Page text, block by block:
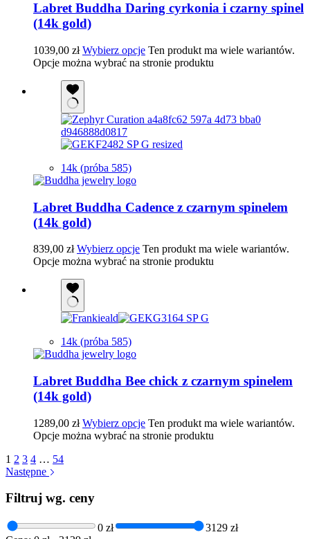
Labret Buddha Daring cyrkonia i czarny spinel
(14k gold)
1039,00 zł Wybierz opcje Ten produkt ma wiele wariantów.
Opcje można wybrać na stronie produktu
14k (próba 585)
Labret Buddha Cadence z czarnym spinelem
(14k gold)
839,00 zł Wybierz opcje Ten produkt ma wiele wariantów.
Opcje można wybrać na stronie produktu
14k (próba 585)
Labret Buddha Bee chick z czarnym spinelem
(14k gold)
1289,00 zł Wybierz opcje Ten produkt ma wiele wariantów.
Opcje można wybrać na stronie produktu
1 2 3 4 … 54
Następne
Filtruj wg. ceny
0 zł
3129 zł